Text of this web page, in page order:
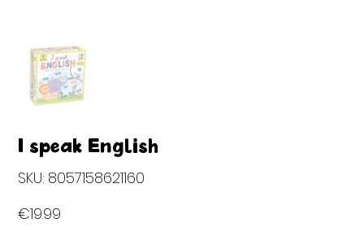
I speak English
SKU: 8057158621160
8057158621160
€19.99